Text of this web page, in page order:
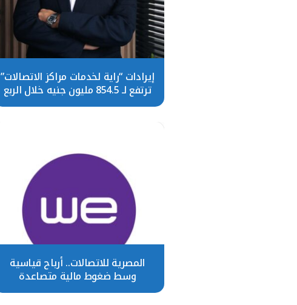
إيرادات “راية لخدمات مراكز الاتصالات”
ترتفع لـ 854.5 مليون جنيه خلال الربع
الأول 2026
المصرية للاتصالات.. أرباح قياسية
وسط ضغوط مالية متصاعدة